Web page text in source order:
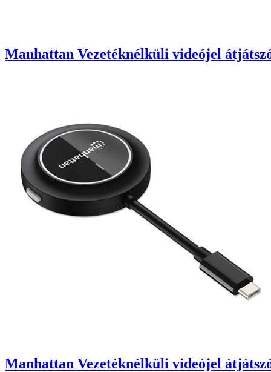
Manhattan Vezetéknélküli videójel
Manhattan Vezetéknélküli videójel